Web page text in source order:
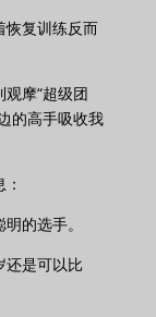
恢复训练反而
摩“超级团
的高手吸收我
的选手。
还是可以比